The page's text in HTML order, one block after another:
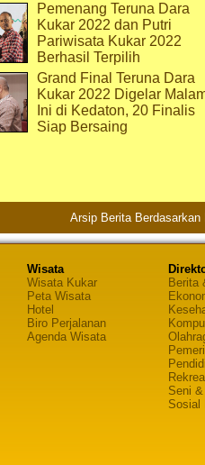
Pemenang Teruna Dara
Kukar 2022 dan Putri
Pariwisata Kukar 2022
Berhasil Terpilih
Grand Final Teruna Dara
Kukar 2022 Digelar
Ini di Kedaton, 20 Finalis
Siap Bersaing
Arsip Berita Berdasarkan
Wisata
Wisata Kukar
Peta Wisata
Hotel
Biro Perjalanan
Agenda Wisata
Berita
Seni
Sosial